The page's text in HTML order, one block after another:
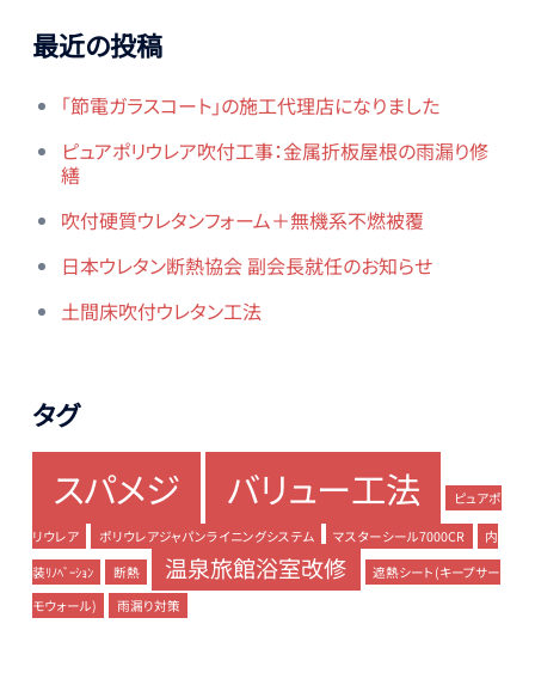
最近の投稿
「節電ガラスコート」の施工代理店になりました
ピュアポリウレア吹付工事：金属折板屋根の雨漏り修
繕
吹付硬質ウレタンフォーム＋無機系不燃被覆
日本ウレタン断熱協会 副会長就任のお知らせ
土間床吹付ウレタン工法
タグ
スパメジ バリュー工法 ピュアポ
リウレア ポリウレアジャパンライニングシステム マスターシール7000CR
内
装ﾘﾉﾍﾞｰｼｮﾝ
断熱 温泉旅館浴室改修
遮熱シート(キープサー
モウォール)
雨漏り対策